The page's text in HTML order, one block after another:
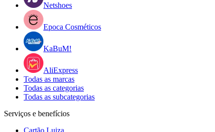
Netshoes
Epoca Cosméticos
KaBuM!
AliExpress
Todas as marcas
Todas as categorias
Todas as subcategorias
Serviços e benefícios
Cartão Luiza